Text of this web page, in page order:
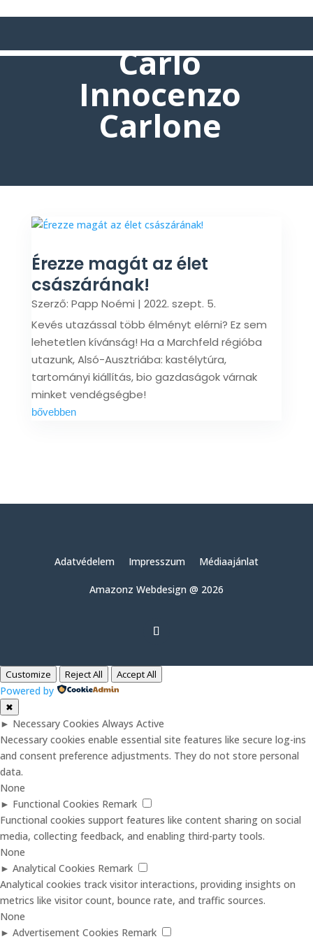
Carlo
Innocenzo
Carlone
Érezze magát az élet
császárának!
Szerző: Papp Noémi | 2022. szept. 5.
Kevés utazással több élményt elérni? Ez sem
lehetetlen kívánság! Ha a Marchfeld régióba
utazunk, Alsó-Ausztriába: kastélytúra,
tartományi kiállítás, bio gazdaságok várnak
minket vendégségbe!
bővebben
Adatvédelem Impresszum Médiaajánlat
Amazonz Webdesign @ 2026
Customize Reject All Accept All
Powered by
✖
► Necessary Cookies Always Active
Necessary cookies enable essential site features like secure log-ins
and consent preference adjustments. They do not store personal
data.
None
► Functional Cookies Remark
Functional cookies support features like content sharing on social
media, collecting feedback, and enabling third-party tools.
None
► Analytical Cookies Remark
Analytical cookies track visitor interactions, providing insights on
metrics like visitor count, bounce rate, and traffic sources.
None
► Advertisement Cookies Remark